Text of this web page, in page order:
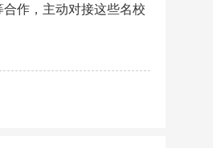
作，主动对接这些名校